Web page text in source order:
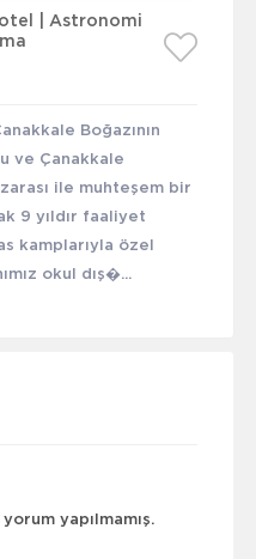
| Astronomi
Boğazının
ve Çanakkale
ile muhteşem bir
9 yıldır faaliyet
kamplarıyla özel
okul dış�...
yapılmamış.